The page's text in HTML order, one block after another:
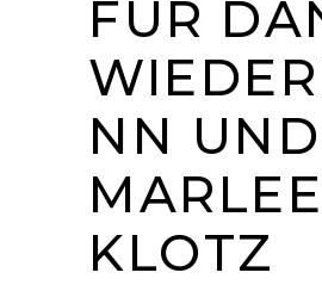
FÜR
NN UND
KLOTZ